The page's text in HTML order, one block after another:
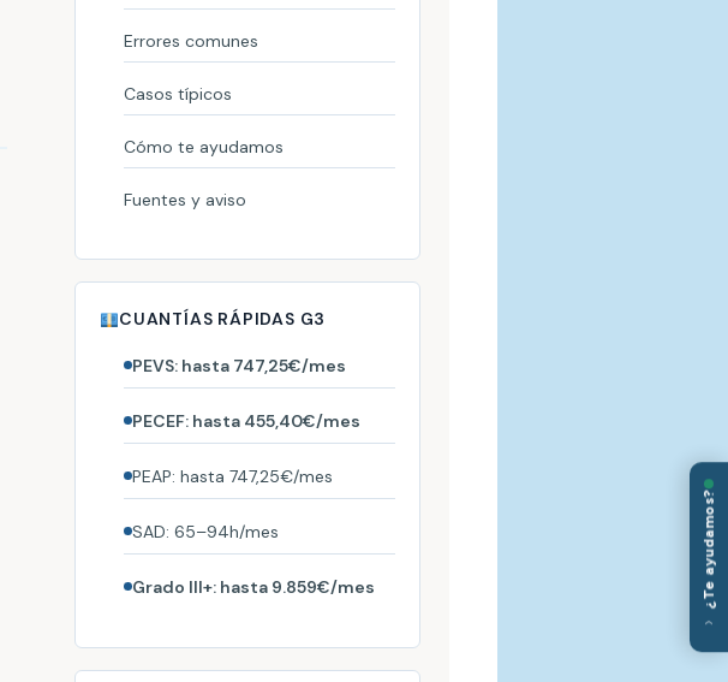
Errores comunes
Casos típicos
Cómo te ayudamos
Fuentes y aviso
CUANTÍAS RÁPIDAS G3
PEVS: hasta 747,25€/mes
PECEF: hasta 455,40€/mes
PEAP: hasta 747,25€/mes
SAD: 65–94h/mes
Grado III+: hasta 9.859€/mes ¿Te ayudamos?
‹